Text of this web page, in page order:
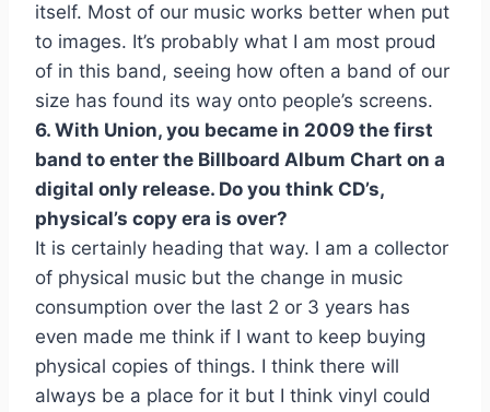
itself. Most of our music works better when put
to images. It’s probably what I am most proud
of in this band, seeing how often a band of our
size has found its way onto people’s screens.
6. With Union, you became in 2009 the first
band to enter the Billboard Album Chart on a
digital only release. Do you think CD’s,
physical’s copy era is over?
It is certainly heading that way. I am a collector
of physical music but the change in music
consumption over the last 2 or 3 years has
even made me think if I want to keep buying
physical copies of things. I think there will
always be a place for it but I think vinyl could